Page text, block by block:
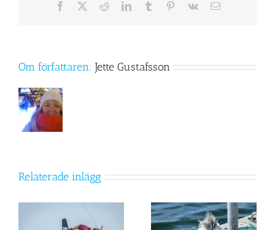
Facebook RedditLinkedInTumblr Pinterest
Vk
E-
Om författaren: Jette Gustafsson
Relaterade inlägg